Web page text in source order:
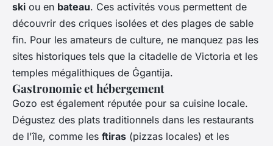
ski ou en bateau. Ces activités vous permettent de
découvrir des criques isolées et des plages de sable
fin. Pour les amateurs de culture, ne manquez pas les
sites historiques tels que la citadelle de Victoria et les
temples mégalithiques de Ġgantija.
Gastronomie et hébergement
Gozo est également réputée pour sa cuisine locale.
Dégustez des plats traditionnels dans les restaurants
de l'île, comme les ftiras (pizzas locales) et les